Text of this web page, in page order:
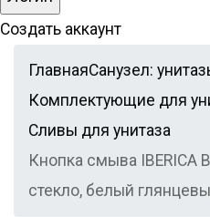
Создать аккаунт
ГлавнаяСанузел:
Комплектующие для
Сливы для унитаза
Кнопка смыва IBERICA
стекло, белый